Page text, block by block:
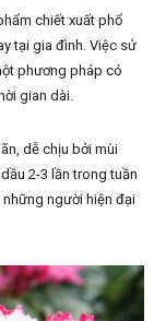
chiết xuất phổ
tại gia đình. Việc sử
phương pháp có
gian dài.
dễ chịu bởi mùi
2-3 lần trong tuần
những người hiện đại